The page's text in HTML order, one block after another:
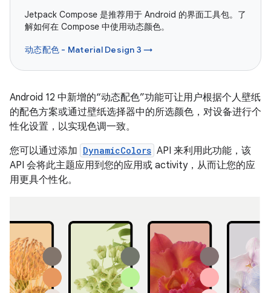
Jetpack Compose 是推荐用于 Android 的界面工具包。了
解如何在 Compose 中使用动态颜色。
动态配色 - Material Design 3 →
Android 12 中新增的“动态配色”功能可让用户根据个人壁纸
的配色方案或通过壁纸选择器中的所选颜色，对设备进行个
性化设置，以实现色调一致。
您可以通过添加 DynamicColors API 来利用此功能，该
API 会将此主题应用到您的应用或 activity，从而让您的应
用更具个性化。